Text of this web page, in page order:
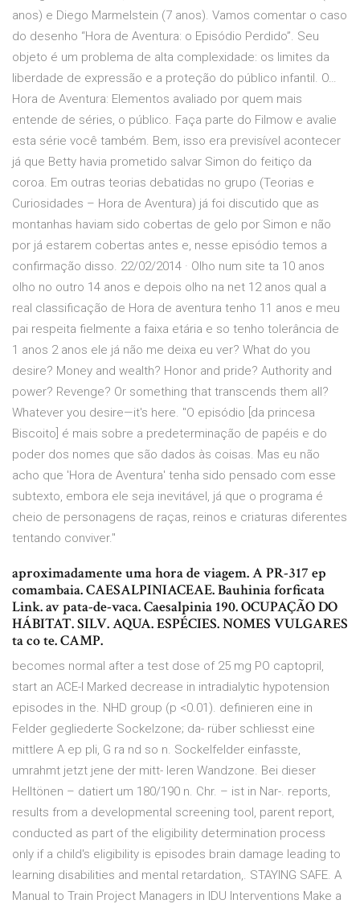
anos) e Diego Marmelstein (7 anos). Vamos comentar o caso
do desenho “Hora de Aventura: o Episódio Perdido”. Seu
objeto é um problema de alta complexidade: os limites da
liberdade de expressão e a proteção do público infantil. O…
Hora de Aventura: Elementos avaliado por quem mais
entende de séries, o público. Faça parte do Filmow e avalie
esta série você também. Bem, isso era previsível acontecer
já que Betty havia prometido salvar Simon do feitiço da
coroa. Em outras teorias debatidas no grupo (Teorias e
Curiosidades – Hora de Aventura) já foi discutido que as
montanhas haviam sido cobertas de gelo por Simon e não
por já estarem cobertas antes e, nesse episódio temos a
confirmação disso. 22/02/2014 · Olho num site ta 10 anos
olho no outro 14 anos e depois olho na net 12 anos qual a
real classificação de Hora de aventura tenho 11 anos e meu
pai respeita fielmente a faixa etária e so tenho tolerância de
1 anos 2 anos ele já não me deixa eu ver? What do you
desire? Money and wealth? Honor and pride? Authority and
power? Revenge? Or something that transcends them all?
Whatever you desire—it's here. "O episódio [da princesa
Biscoito] é mais sobre a predeterminação de papéis e do
poder dos nomes que são dados às coisas. Mas eu não
acho que 'Hora de Aventura' tenha sido pensado com esse
subtexto, embora ele seja inevitável, já que o programa é
cheio de personagens de raças, reinos e criaturas diferentes
tentando conviver."
aproximadamente uma hora de viagem. A PR-317 ep
comambaia. CAESALPINIACEAE. Bauhinia forficata
Link. av pata-de-vaca. Caesalpinia 190. OCUPAÇÃO DO
HÁBITAT. SILV. AQUA. ESPÉCIES. NOMES VULGARES
ta co te. CAMP.
becomes normal after a test dose of 25 mg PO captopril,
start an ACE-I Marked decrease in intradialytic hypotension
episodes in the. NHD group (p <0.01). definieren eine in
Felder gegliederte Sockelzone; da- rüber schliesst eine
mittlere A ep pli, G ra nd so n. Sockelfelder einfasste,
umrahmt jetzt jene der mitt- leren Wandzone. Bei dieser
Helltönen – datiert um 180/190 n. Chr. – ist in Nar-. reports,
results from a developmental screening tool, parent report,
conducted as part of the eligibility determination process
only if a child's eligibility is episodes brain damage leading to
learning disabilities and mental retardation,. STAYING SAFE. A
Manual to Train Project Managers in IDU Interventions Make a